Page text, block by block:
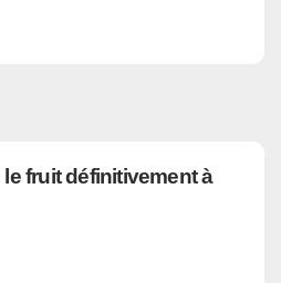
fruit définitivement à